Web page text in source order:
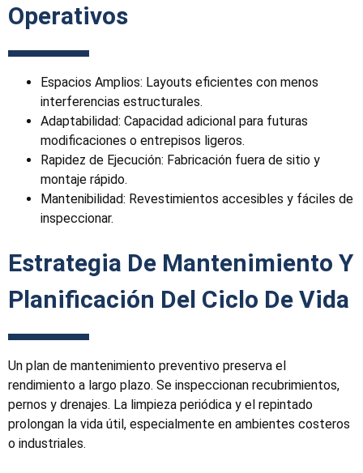
Operativos
Espacios Amplios: Layouts eficientes con menos
interferencias estructurales.
Adaptabilidad: Capacidad adicional para futuras
modificaciones o entrepisos ligeros.
Rapidez de Ejecución: Fabricación fuera de sitio y
montaje rápido.
Mantenibilidad: Revestimientos accesibles y fáciles de
inspeccionar.
Estrategia De Mantenimiento Y
Planificación Del Ciclo De Vida
Un plan de mantenimiento preventivo preserva el
rendimiento a largo plazo. Se inspeccionan recubrimientos,
pernos y drenajes. La limpieza periódica y el repintado
prolongan la vida útil, especialmente en ambientes costeros
o industriales.